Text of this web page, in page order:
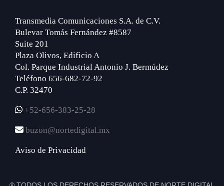
Transmedia Comunicaciones S.A. de C.V.
Bulevar Tomás Fernández #8587
Suite 201
Plaza Olivos, Edificio A
Col. Parque Industrial Antonio J. Bermúdez
Teléfono 656-682-72-92
C.P. 32470
+52-656-383-25-28
buzon@nortedigital.mx
Aviso de Privacidad